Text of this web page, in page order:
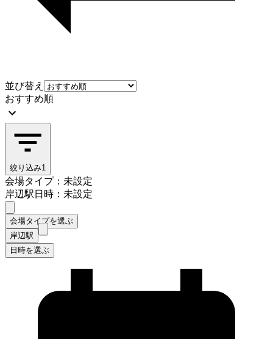
並び替え
おすすめ順
絞り込み1
会場タイプ：未設定
岸辺駅日時：未設定
会場タイプを選ぶ
岸辺駅
日時を選ぶ